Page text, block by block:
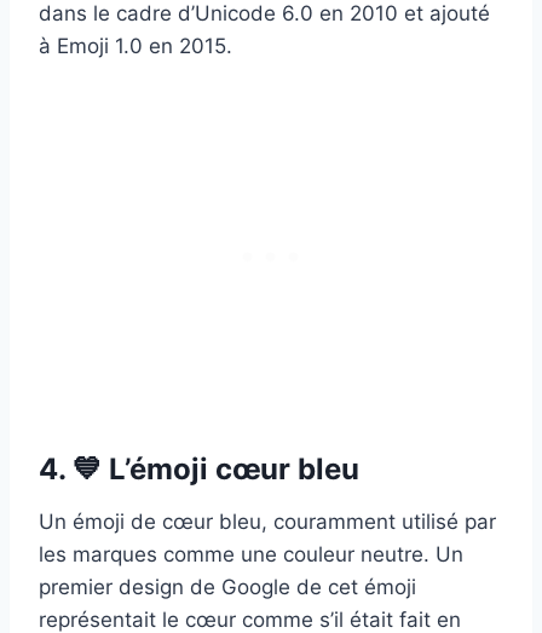
dans le cadre d’Unicode 6.0 en 2010 et ajouté
à Emoji 1.0 en 2015.
4. 💙 L’émoji cœur bleu
Un émoji de cœur bleu, couramment utilisé par
les marques comme une couleur neutre. Un
premier design de Google de cet émoji
représentait le cœur comme s’il était fait en